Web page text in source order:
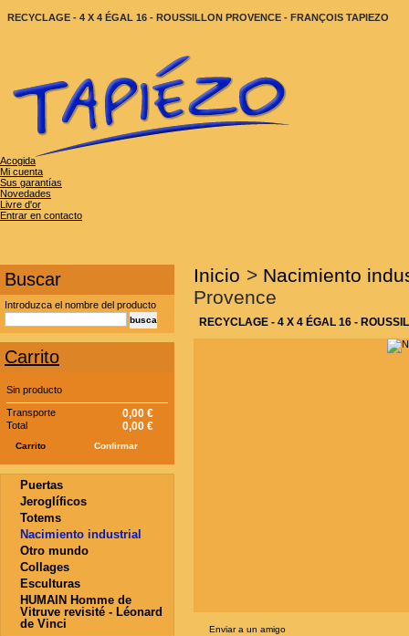
RECYCLAGE - 4 X 4 ÉGAL 16 - ROUSSILLON PROVENCE - FRANÇOIS TAPIEZO
Acogida
Mi cuenta
Sus garantías
Novedades
Livre d'or
Entrar en contacto
Buscar
Introduzca el nombre del producto
Carrito
Sin producto
Transporte 0,00 €
Total 0,00 €
Carrito Confirmar
Puertas
Jeroglíficos
Totems
Nacimiento industrial
Otro mundo
Collages
Esculturas
HUMAIN Homme de
Vitruve revisité - Léonard
de Vinci
Inicio > Nacimiento
Provence
RECYCLAGE - 4 X 4 ÉGAL 16 -
Enviar a un amigo